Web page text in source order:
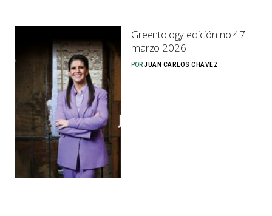
Greentology edición no 47
marzo 2026
PORJUAN CARLOS CHÁVEZ